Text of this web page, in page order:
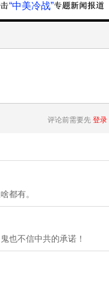
“中美冷战”
评论前需要先 登录
都有。
也不信中共的承诺！